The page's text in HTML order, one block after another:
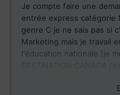
Je compte faire une
entrée express catégorie
genre C je ne sais pas si
Marketing mais je travail
l'éducation nationale.)je
J'ai de très bon scores